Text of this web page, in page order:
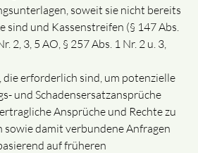
soweit sie nicht bereits
sind und Kassenstreifen (§ 147 Abs.
2, 3, 5 AO, § 257 Abs. 1 Nr. 2 u. 3,
die erforderlich sind, um potenzielle
und Schadensersatzansprüche
Ansprüche und Rechte zu
sowie damit verbundene Anfragen
auf früheren